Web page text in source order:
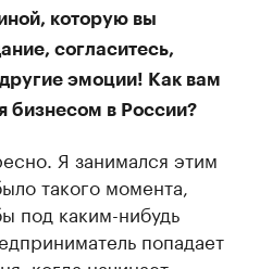
которую вы
согласитесь,
эмоции! Как вам
бизнесом в России?
Я занимался этим
такого момента,
под каким-нибудь
попадает